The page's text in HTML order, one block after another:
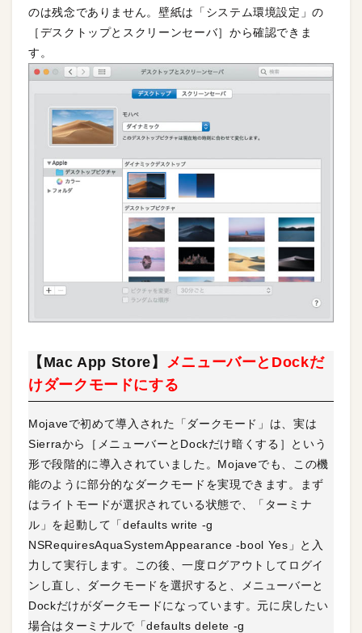
のは残念でありません。壁紙は「システム環境設定」の
［デスクトップとスクリーンセーバ］から確認できま
す。
【Mac App Store】
メニューバーとDockだ
けダークモードにする
Mojaveで初めて導入された「ダークモード」は、実は
Sierraから［メニューバーとDockだけ暗くする］という
形で段階的に導入されていました。Mojaveでも、この機
能のように部分的なダークモードを実現できます。まず
はライトモードが選択されている状態で、「ターミナ
ル」を起動して「defaults write -g
NSRequiresAquaSystemAppearance -bool Yes」と入
力して実行します。この後、一度ログアウトしてログイ
ンし直し、ダークモードを選択すると、メニューバーと
Dockだけがダークモードになっています。元に戻したい
場合はターミナルで「defaults delete -g